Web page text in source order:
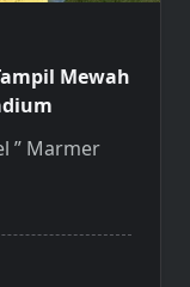
Mewah
” Marmer